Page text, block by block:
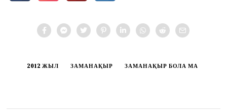
2012 ЖЫЛ ЗАМАНАҚЫР ЗАМАНАҚЫР БОЛА МА